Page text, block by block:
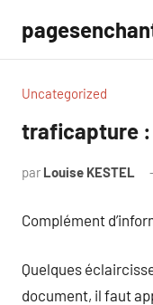
contenu
Uncategorized
traficapture :
par Louise KESTEL
Complément
Quelques
document, il faut